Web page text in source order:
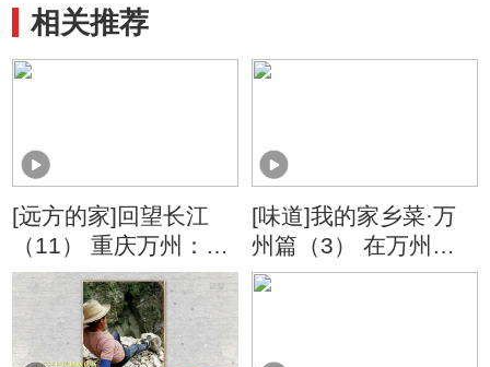
相关推荐
[远方的家]回望长江
（11） 重庆万州：亚
洲第一大瀑布
[味道]我的家乡菜·万
州篇（3） 在万州买
猪油竟然要靠抢